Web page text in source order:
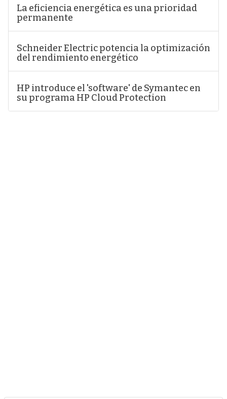
La eficiencia energética es una prioridad
permanente
Schneider Electric potencia la optimización
del rendimiento energético
HP introduce el 'software' de Symantec en
su programa HP Cloud Protection